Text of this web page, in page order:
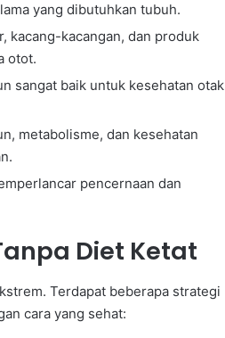
yang dibutuhkan tubuh.
kacang-kacangan, dan produk
otot.
sangat baik untuk kesehatan otak
metabolisme, dan kesehatan
pencernaan dan
Diet Ketat
Terdapat beberapa strategi
cara yang sehat: